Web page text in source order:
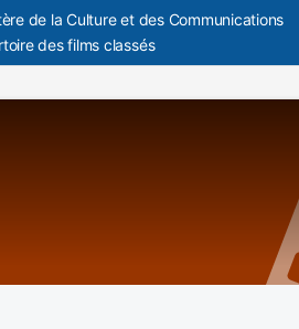
de la Culture et des Communications
des films classés